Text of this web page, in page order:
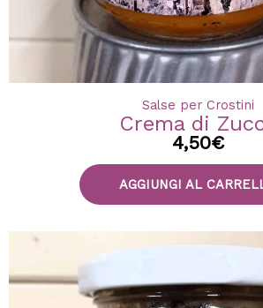
Salse per Crostini
Crema di
4,50€
AGGIUNGI AL